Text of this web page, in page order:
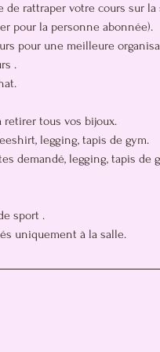
rattraper votre cours sur
pour la personne abonnée).
pour une meilleure
.
retirer tous vos bijoux.
legging, tapis de gym.
demandé, legging, tapis de
sport .
uniquement à la salle.